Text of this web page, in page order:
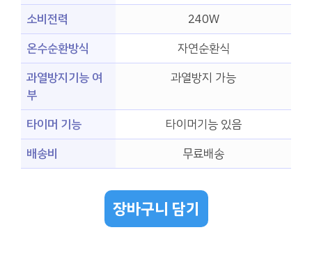
소비전력
240W
온수순환방식
자연순환식
과열방지기능 여
부
과열방지 가능
타이머 기능
타이머기능 있음
배송비
무료배송
장바구니 담기